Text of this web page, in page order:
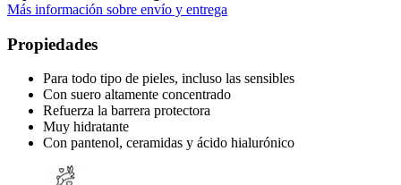
Más información sobre envío y entrega
Propiedades
Para todo tipo de pieles, incluso las sensibles
Con suero altamente concentrado
Refuerza la barrera protectora
Muy hidratante
Con pantenol, ceramidas y ácido hialurónico